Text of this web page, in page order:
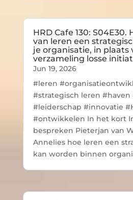
HRD Cafe 130: S04E30.
van leren een
je organisatie, in plaats
verzameling losse
Jun 19, 2026
#leren
#strategisch leren
#leiderschap #innovatie
#ontwikkelen In het kort
bespreken Pieterjan van
Annelies hoe leren een
kan worden binnen